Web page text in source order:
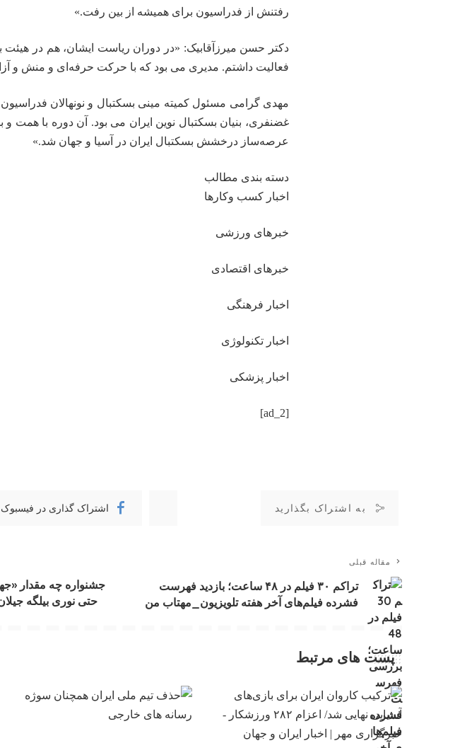
رفتنش از فدراسیون برای همیشه از بین رفت.»
دکتر حسن میرزآقابیک: «در دوران ریاست ایشان، هم در هیئت
فعالیت داشتم. مدیری می بود که با حرکت حرفه‌ای و منش و
مهدی گرامی مسئول کمیته مینی بسکتبال و نونهالان
غضنفری، بنیان بسکتبال نوین ایران می بود. آن دوره با همت
عرصه‌ساز درخشش بسکتبال ایران در آسیا و جهان شد.»
دسته بندی مطالب
اخبار کسب وکارها
خبرهای ورزشی
خبرهای اقتصادی
اخبار فرهنگی
اخبار تکنولوژی
اخبار پزشکی
[ad_2]
به اشتراک بگذارید اشتراک گذاری در فیسبوک
مقاله قبلی
تراکم ۳۰ فیلم در ۴۸ ساعت؛ بازدید فهرست
فشرده فیلم‌های آخر هفته تلویزیون_مهتاب من
جشنواره چه مقدار
حتی نوری بیلگه
پست های مرتبط